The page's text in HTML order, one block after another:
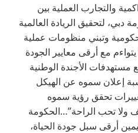
والتجارب العملية بين
لتحقيق الريادة العالمية
وتبني منظومات عملية
مع أرقى معايير الجودة
مستهدفات الأجندة الوطنية
2021. وبمناسبة إعلان سموه عن الهيكل
تحقق رؤية سموه
ولا تحب الراحة”…الحكومة
أرقى سبل جودة الحياة،